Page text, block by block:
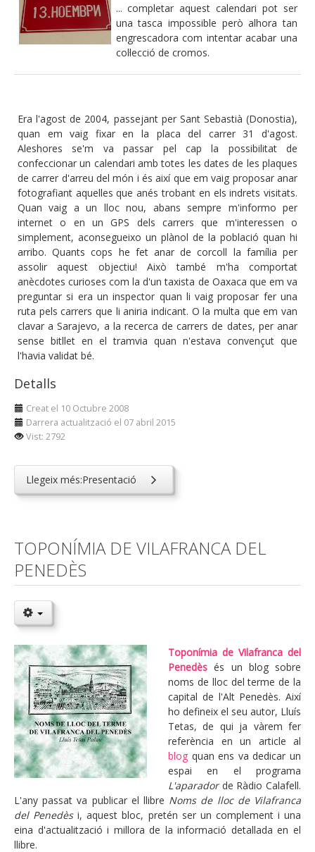
... completar aquest calendari pot ser
una tasca impossible però alhora tan
engrescadora com intentar acabar una
col·lecció de cromos.
Era l'agost de 2004, passejant per Sant Sebastià (Donostia),
quan em vaig fixar en la placa del carrer 31 d'agost.
Aleshores se'm va passar pel cap la possibilitat de
confeccionar un calendari amb totes les dates de les plaques
de carrer d'arreu del món i és així que em vaig proposar anar
fotografiant aquelles que anés trobant en els indrets visitats.
Quan vaig a un lloc nou, abans sempre m'informo per
internet o en un GPS dels carrers que m'interessen o
simplement, aconsegueixo un plànol de la població quan hi
arribo. Quants cops he fet anar de corcoll la família per
assolir aquest objectiu! Això també m'ha comportat
anècdotes curioses com la d'un taxista de Oaxaca que em va
preguntar si era un inspector quan li vaig proposar fer una
ruta pels carrers que li aniria indicant. O la multa que em van
clavar a Sarajevo, a la recerca de carrers de dates, per anar
sense bitllet en el tramvia quan n'estava convençut que
l'havia validat bé.
Detalls
Creat el 10 Octubre 2008
Darrera actualització el 07 abril 2015
Vist: 2792
Llegeix més:Presentació
TOPONÍMIA DE VILAFRANCA DEL
PENEDÈS
Toponímia de Vilafranca del
Penedès és un blog sobre
noms de lloc del terme de la
capital de l'Alt Penedès. Així
ho defineix el seu autor, Lluís
Tetas, de qui ja vàrem fer
referència en un article al
blog quan ens va dedicar un
espai en el programa
L'aparadorde Ràdio Calafell.
L'any passat va publicar el llibre Noms de lloc de Vilafranca
del Penedèsi, aquest bloc, pretén ser un complement i una
eina d'actualització i millora de la informació detallada en el
llibre.